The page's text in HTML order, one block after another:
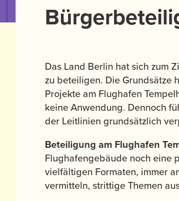
Das Land Berlin hat sich zum
zu beteiligen. Die Grundsätze
Projekte am Flughafen
keine Anwendung. Dennoch
der Leitlinien grundsätzlich
Beteiligung am Flughafen
Flughafengebäude noch eine
vielfältigen Formaten, immer
vermitteln, strittige Themen